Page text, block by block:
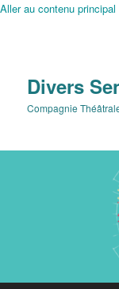
Aller au contenu principal
Divers
Compagnie